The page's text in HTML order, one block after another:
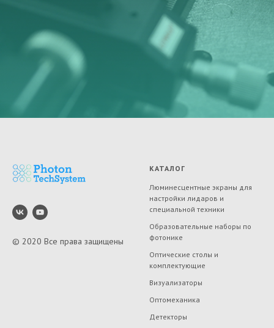
© 2020 Все права защищены
КАТАЛОГ
Люминесцентные экраны для
настройки лидаров и
специальной техники
Образовательные наборы по
фотонике
Оптические столы и
комплектующие
Визуализаторы
Оптомеханика
Детекторы